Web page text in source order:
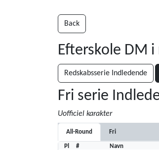
Back
Efterskole DM
Redskabsserie Indledende
Fri serie
Uofficiel karakter
All-Round Fri
Pl # Navn